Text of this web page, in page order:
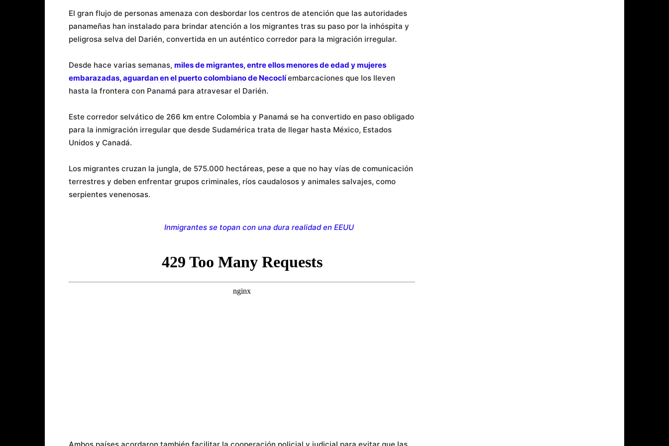
El gran flujo de personas amenaza con desbordar los centros de atención que las autoridades
panameñas han instalado para brindar atención a los migrantes tras su paso por la inhóspita y
peligrosa selva del Darién, convertida en un auténtico corredor para la migración irregular.
Desde hace varias semanas, miles de migrantes, entre ellos menores de edad y mujeres
embarazadas, aguardan en el puerto colombiano de Necoclíembarcaciones que los lleven
hasta la frontera con Panamá para atravesar el Darién.
Este corredor selvático de 266 km entre Colombia y Panamá se ha convertido en paso obligado
para la inmigración irregular que desde Sudamérica trata de llegar hasta México, Estados
Unidos y Canadá.
Los migrantes cruzan la jungla, de 575.000 hectáreas, pese a que no hay vías de comunicación
terrestres y deben enfrentar grupos criminales, ríos caudalosos y animales salvajes, como
serpientes venenosas.
Inmigrantes se topan con una dura realidad en EEUU